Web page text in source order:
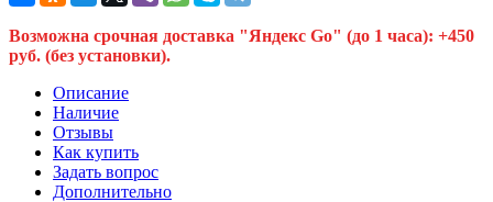
Возможна срочная доставка "Яндекс Go" (до 1 часа): +450
руб. (без установки).
Описание
Наличие
Отзывы
Как купить
Задать вопрос
Дополнительно